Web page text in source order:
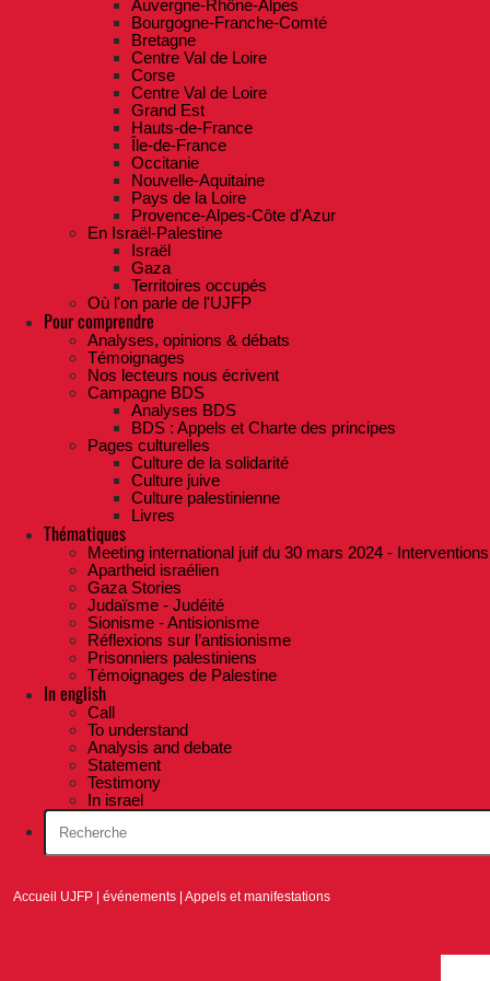
Auvergne-Rhône-Alpes
Bourgogne-Franche-Comté
Bretagne
Centre Val de Loire
Corse
Centre Val de Loire
Grand Est
Hauts-de-France
Île-de-France
Occitanie
Nouvelle-Aquitaine
Pays de la Loire
Provence-Alpes-Côte d'Azur
En Israël-Palestine
Israël
Gaza
Territoires occupés
Où l'on parle de l'UJFP
Pour comprendre
Analyses, opinions & débats
Témoignages
Nos lecteurs nous écrivent
Campagne BDS
Analyses BDS
BDS : Appels et Charte des principes
Pages culturelles
Culture de la solidarité
Culture juive
Culture palestinienne
Livres
Thématiques
Meeting international juif du 30 mars 2024 - Interventions
Apartheid israélien
Gaza Stories
Judaïsme - Judéité
Sionisme - Antisionisme
Réflexions sur l’antisionisme
Prisonniers palestiniens
Témoignages de Palestine
In english
Call
To understand
Analysis and debate
Statement
Testimony
In israel
Accueil UJFP |événements |Appels et manifestations